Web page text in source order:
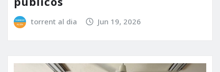
torrent al dia Jun 19, 2026